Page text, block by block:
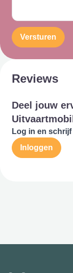
Versturen
Reviews
Deel jouw
Log in en
Inloggen